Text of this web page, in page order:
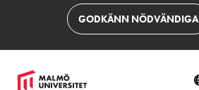
GODKÄNN NÖDVÄNDIGA